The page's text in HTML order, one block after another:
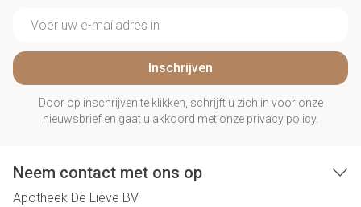
Inschrijven
Door op inschrijven te klikken, schrijft u zich in voor onze
nieuwsbrief en gaat u akkoord met onze privacy policy.
Neem contact met ons op
Apotheek De Lieve BV